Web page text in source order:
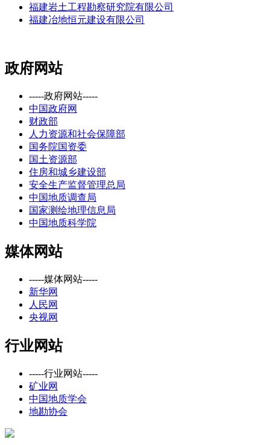
福建岩土工程勘察研究院有限公司
福建冶地恒元建设有限公司
政府网站
-----政府网站-----
中国政府网
财政部
人力资源和社会保障部
国务院国资委
国土资源部
住房和城乡建设部
安全生产监督管理总局
中国地质调查局
国家测绘地理信息局
中国地质科学院
媒体网站
-----媒体网站-----
新华网
人民网
央视网
行业网站
-----行业网站-----
矿业网
中国地质学会
地勘协会